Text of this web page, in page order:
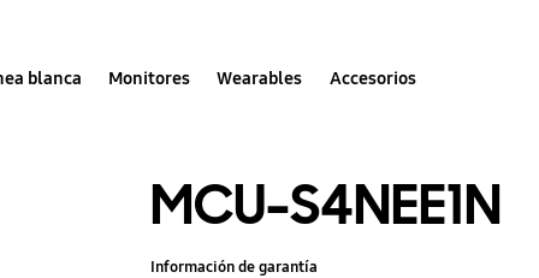
blanca Monitores Wearables Accesorios
MCU-S4NEE1N
Información de garantía